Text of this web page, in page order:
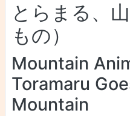
とらまる、
もの）
Mountain
Toramaru
Mountain